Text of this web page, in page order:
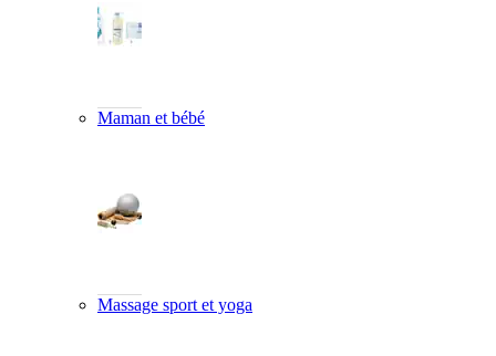
Maman et bébé
Massage sport et yoga